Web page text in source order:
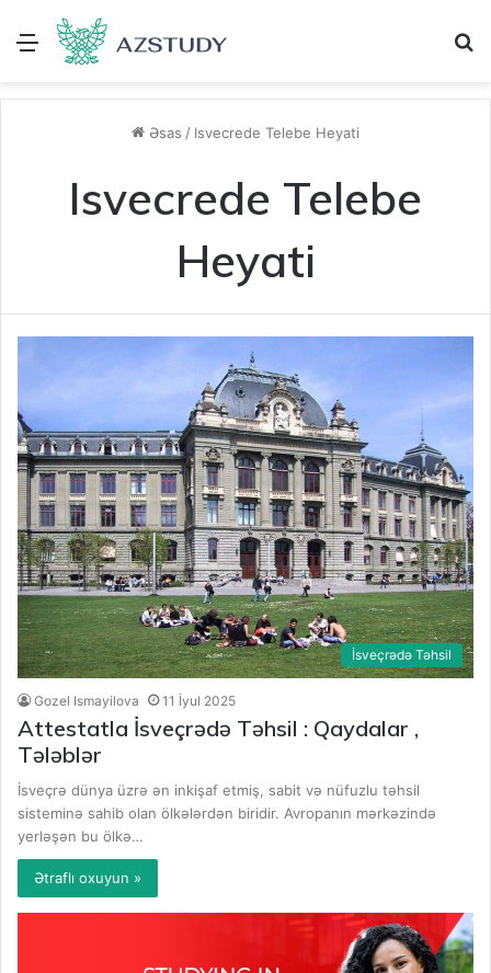
Menu
Əsas / Isvecrede Telebe Heyati
Isvecrede Telebe
Heyati
İsveçrədə Təhsil
Gozel Ismayilova 11 İyul 2025
Attestatla İsveçrədə Təhsil : Qaydalar ,
Tələblər
İsveçrə dünya üzrə ən inkişaf etmiş, sabit və nüfuzlu təhsil
sisteminə sahib olan ölkələrdən biridir. Avropanın mərkəzində
yerləşən bu ölkə…
Ətraflı oxuyun »